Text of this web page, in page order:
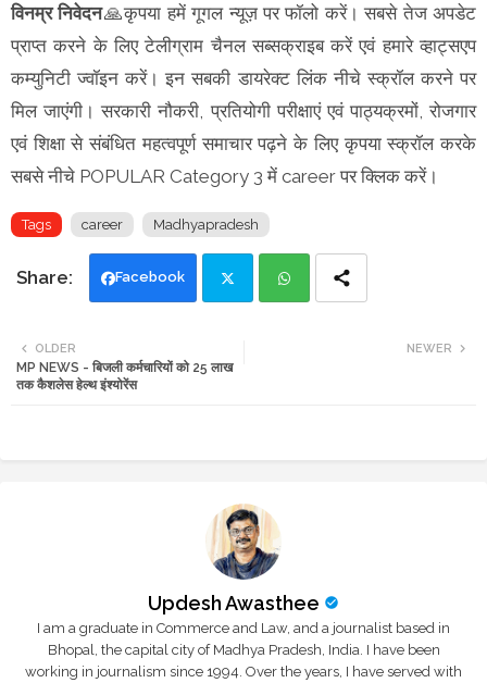
विनम्र निवेदन🙏कृपया हमें गूगल न्यूज़ पर फॉलो करें। सबसे तेज अपडेट
प्राप्त करने के लिए टेलीग्राम चैनल सब्सक्राइब करें एवं हमारे व्हाट्सएप
कम्युनिटी ज्वॉइन करें। इन सबकी डायरेक्ट लिंक नीचे स्क्रॉल करने पर
मिल जाएंगी। सरकारी नौकरी, प्रतियोगी परीक्षाएं एवं पाठ्यक्रमों, रोजगार
एवं शिक्षा से संबंधित महत्वपूर्ण समाचार पढ़ने के लिए कृपया स्क्रॉल करके
सबसे नीचे POPULAR Category 3 में career पर क्लिक करें।
Tags career Madhyapradesh
Facebook
tte
NEWER
OLDER
MP NEWS - बिजली कर्मचारियों को 25 लाख
तक कैशलेस हेल्थ इंश्योरेंस
Updesh Awasthee
I am a graduate in Commerce and Law, and a journalist based in
Bhopal, the capital city of Madhya Pradesh, India. I have been
working in journalism since 1994. Over the years, I have served with